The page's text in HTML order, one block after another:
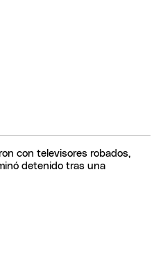
con televisores robados,
detenido tras una